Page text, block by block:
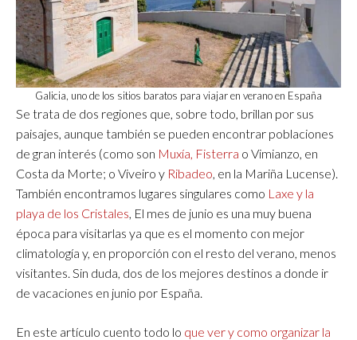
Galicia, uno de los sitios baratos para viajar en verano en España
Se trata de dos regiones que, sobre todo, brillan por sus
paisajes, aunque también se pueden encontrar poblaciones
de gran interés (como son Muxía, Fisterra o Vimianzo, en
Costa da Morte; o Viveiro y Ribadeo, en la Mariña Lucense).
También encontramos lugares singulares como Laxe y la
playa de los Cristales, El mes de junio es una muy buena
época para visitarlas ya que es el momento con mejor
climatología y, en proporción con el resto del verano, menos
visitantes. Sin duda, dos de los mejores destinos a donde ir
de vacaciones en junio por España.
En este artículo cuento todo lo que ver y como organizar la